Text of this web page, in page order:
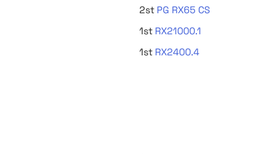
2st PG RX65 CS
1st RX21000.1
1st RX2400.4